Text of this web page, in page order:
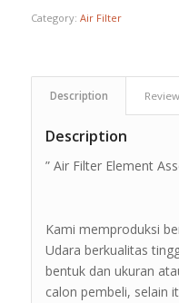
Category: Air Filter
Description
Description
” Air Filter Element
Kami memproduksi
Udara berkualitas
bentuk dan ukuran
calon pembeli, selain